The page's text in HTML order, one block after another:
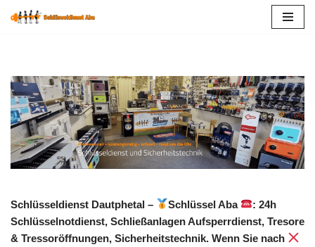
Schlüsseldienst Dautphetal – Schlüssel Aba
: 24h
Schlüsselnotdienst, Schließanlagen Aufsperrdienst, Tresore
& Tressoröffnungen, Sicherheitstechnik. Wenn Sie nach